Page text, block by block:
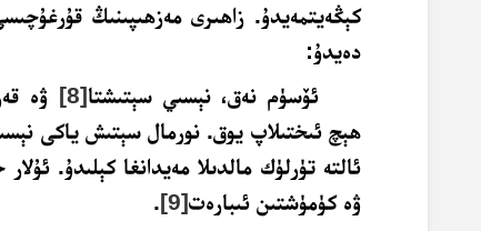
كېڭەيتمەيدۇ. زاھىرى مەزھىپىنىڭ
دەيدۇ:
ئۆسۈم نەق، نېسىي سېتىشتا[8] ۋە
ھېچ ئىختىلاپ يوق. نورمال سېتىش ياكى
ئالتە تۈرلۈك مالدىلا مەيدانغا كېلىدۇ.
ۋە كۈمۈشتىن ئىبارەت[9]
.